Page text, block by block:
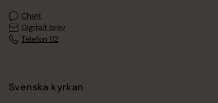
Chatt
Digitalt brev
Telefon 112
Svenska kyrkan